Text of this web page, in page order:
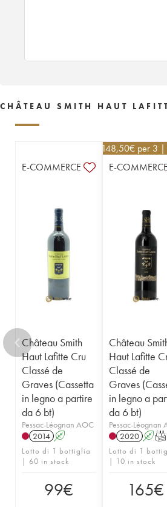
1982
1981 1980 1979
1970 1969
1967
1966 1965 1964
1955
1950
1947
1878
CHÂTEAU SMITH HAUT
E-COMMERCE
Château Smith
Haut Lafitte Cru
Classé de
Graves (Cassetta
in legno a partire
da 6 bt)
Pessac-Léognan AOC
2014 A
Lotto di 1 bottiglia
| 60 in stock
99€
148,50€ per 3 |
E-COMMERCE
Château
Haut Lafitte
Classé de
Graves
in legno a
da 6 bt)
Pessac-Léognan
2020 AT
Lotto di 1
| 10 in stock
165€